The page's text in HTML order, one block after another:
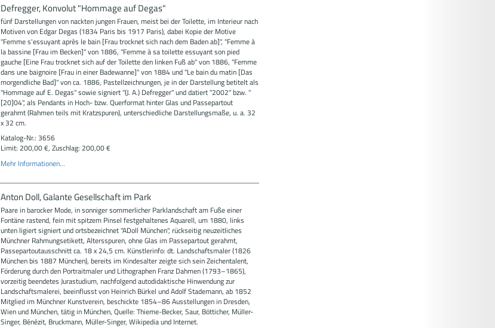
Defregger, Konvolut "Hommage auf Degas"
fünf Darstellungen von nackten jungen Frauen, meist bei der Toilette, im Interieur nach
Motiven von Edgar Degas (1834 Paris bis 1917 Paris), dabei Kopie der Motive
"Femme s'essuyant après le bain [Frau trocknet sich nach dem Baden ab]", "Femme à
la bassine [Frau im Becken]" von 1886, "Femme à sa toilette essuyant son pied
gauche [Eine Frau trocknet sich auf der Toilette den linken Fuß ab" von 1886, "Femme
dans une baignoire [Frau in einer Badewanne]" von 1884 und "Le bain du matin [Das
morgendliche Bad]" von ca. 1886, Pastellzeichnungen, je in der Darstellung betitelt als
"Hommage auf E. Degas" sowie signiert "(J. A.) Defregger" und datiert "2002" bzw. "
[20]04", als Pendants in Hoch- bzw. Querformat hinter Glas und Passepartout
gerahmt (Rahmen teils mit Kratzspuren), unterschiedliche Darstellungsmaße, u. a. 32
x 32 cm.
Katalog-Nr.: 3656
Limit: 200,00 €, Zuschlag: 200,00 €
Mehr Informationen...
Anton Doll, Galante Gesellschaft im Park
Paare in barocker Mode, in sonniger sommerlicher Parklandschaft am Fuße einer
Fontäne rastend, fein mit spitzem Pinsel festgehaltenes Aquarell, um 1880, links
unten ligiert signiert und ortsbezeichnet "ADoll München", rückseitig neuzeitliches
Münchner Rahmungsetikett, Altersspuren, ohne Glas im Passepartout gerahmt,
Passepartoutausschnitt ca. 18 x 24,5 cm. Künstlerinfo: dt. Landschaftsmaler (1826
München bis 1887 München), bereits im Kindesalter zeigte sich sein Zeichentalent,
Förderung durch den Portraitmaler und Lithographen Franz Dahmen (1793–1865),
vorzeitig beendetes Jurastudium, nachfolgend autodidaktische Hinwendung zur
Landschaftsmalerei, beeinflusst von Heinrich Bürkel und Adolf Stademann, ab 1852
Mitglied im Münchner Kunstverein, beschickte 1854–86 Ausstellungen in Dresden,
Wien und München, tätig in München, Quelle: Thieme-Becker, Saur, Bötticher, Müller-
Singer, Bénézit, Bruckmann, Müller-Singer, Wikipedia und Internet.